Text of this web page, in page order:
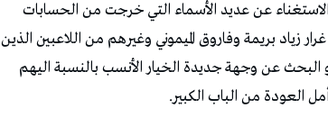
الاستغناء عن عديد الأسماء التي خرجت من الحسابات
زياد بريمة وفاروق الميموني وغيرهم من اللاعبين الذين
عن وجهة جديدة الخيار الأنسب بالنسبة اليهم
العودة من الباب الكبير.